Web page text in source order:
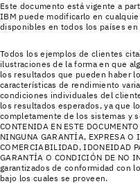
Este documento está vigente a
IBM puede modificarlo en
disponibles en todos los países
Todos los ejemplos de clientes
ilustraciones de la forma en que
los resultados que pueden haber
características de rendimiento
condiciones individuales del
los resultados esperados, ya que
completamente de los sistemas y
CONTENIDA EN ESTE
NINGUNA GARANTÍA, EXPRESA
COMERCIABILIDAD, IDONEIDAD
GARANTÍA O CONDICIÓN DE NO
garantizados de conformidad con
bajo los cuales se proveen.